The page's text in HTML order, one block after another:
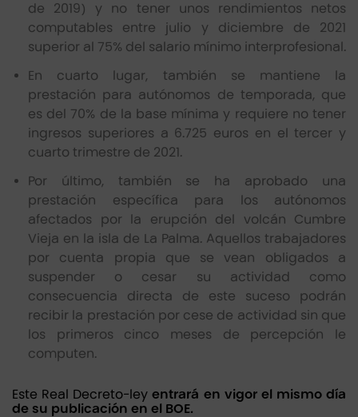
de 2019) y no tener unos rendimientos netos
computables entre julio y diciembre de 2021
superior al 75% del salario mínimo interprofesional.
En cuarto lugar, también se mantiene la
prestación para autónomos de temporada, que
es del 70% de la base mínima y requiere no tener
ingresos superiores a 6.725 euros en el tercer y
cuarto trimestre de 2021.
Por último, también se ha aprobado una
prestación específica para los autónomos
afectados por la erupción del volcán Cumbre
Vieja en la isla de La Palma. Aquellos trabajadores
por cuenta propia que se vean obligados a
suspender o cesar su actividad como
consecuencia directa de este suceso podrán
recibir la prestación por cese de actividad sin que
los primeros cinco meses de percepción le
computen.
Este Real Decreto-leyentrará en vigor el mismo día
de su publicación en el BOE.